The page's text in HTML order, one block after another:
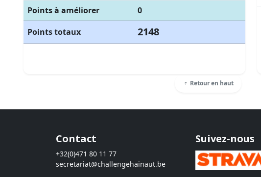
Points à améliorer
0
Points totaux
2148
Retour en haut
Contact
+32(0)471 80 11 77
secretariat@challengehainaut.be
Suivez-nous